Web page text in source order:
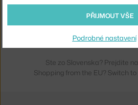
ČAJOVÝ SET NATIVE PRO 2, BIRCH
Ste zo Slovenska? Prejdite na
Shopping from the EU? Switch to
PŘIJMOUT VŠE
Podrobné nastavení